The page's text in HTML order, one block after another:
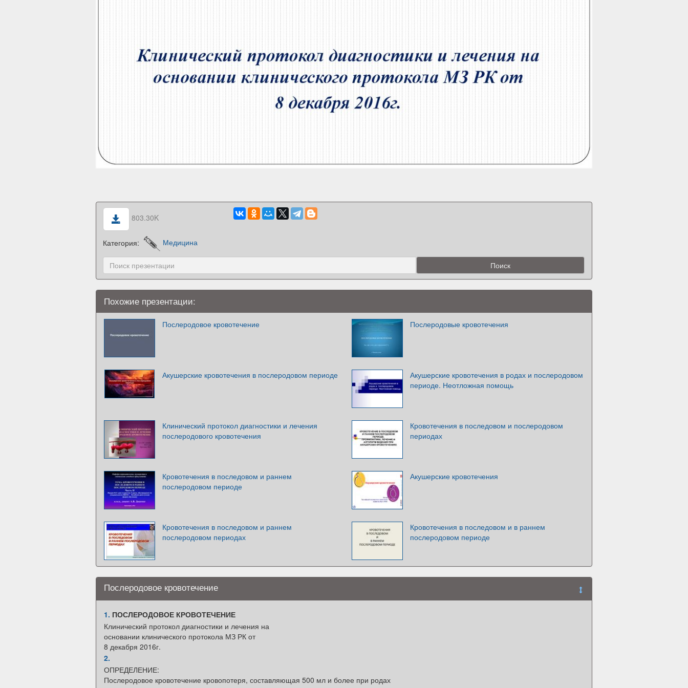
803.30K
Категория: Медицина
Похожие презентации:
Послеродовое кровотечение Послеродовые кровотечения
Акушерские кровотечения в послеродовом периоде
Акушерские кровотечения в родах и послеродовом
периоде. Неотложная помощь
Клинический протокол диагностики и лечения
послеродового кровотечения
Кровотечения в последовом и послеродовом
периодах
Кровотечения в последовом и раннем
послеродовом периоде
Акушерские кровотечения
Кровотечения в последовом и раннем
послеродовом периодах
Кровотечения в последовом и в раннем
послеродовом периоде
Послеродовое кровотечение
1. ПОСЛЕРОДОВОЕ КРОВОТЕЧЕНИЕ
Клинический протокол диагностики и лечения на
основании клинического протокола МЗ РК от
8 декабря 2016г.
2.
ОПРЕДЕЛЕНИЕ:
Послеродовое кровотечение кровопотеря, составляющая 500 мл и более при родах